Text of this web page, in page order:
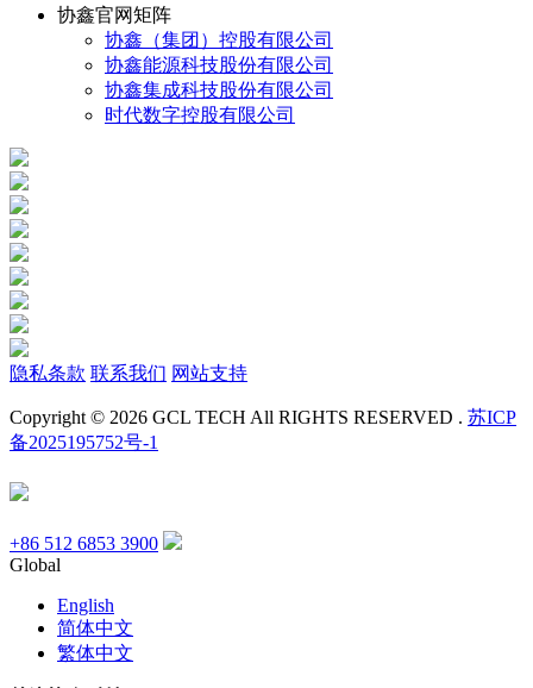
协鑫官网矩阵
协鑫（集团）控股有限公司
协鑫能源科技股份有限公司
协鑫集成科技股份有限公司
时代数字控股有限公司
隐私条款 联系我们 网站支持
Copyright © 2026 GCL TECH All RIGHTS RESERVED . 苏ICP
备2025195752号-1
+86 512 6853 3900
Global
English
简体中文
繁体中文